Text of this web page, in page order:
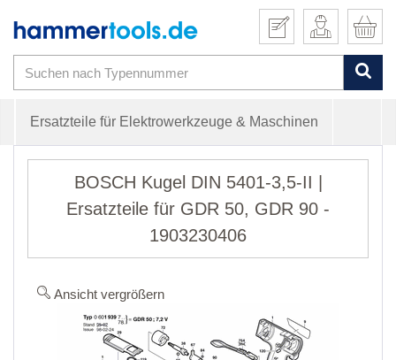
Ersatzteile für Elektrowerkzeuge & Maschinen
BOSCH Kugel DIN 5401-3,5-II |
Ersatzteile für GDR 50, GDR 90 -
1903230406
Ansicht vergrößern